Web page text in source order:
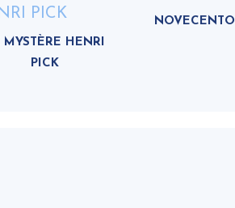
MYSTÈRE HENRI
PICK
NOVECENTO